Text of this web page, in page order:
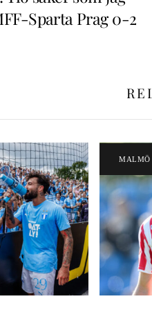
Sparta Prag 0-2
MALMÖ